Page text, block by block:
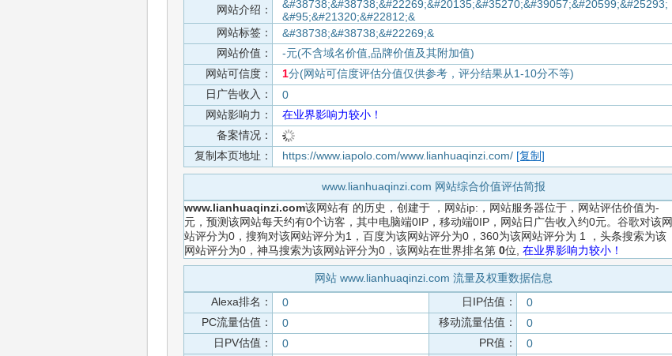
网站介绍：
&#38738;&#38738;&#22269;&#20135;&#35270;&#39057;&#20599;&#25293;
&#95;&#21320;&#22812;&
网站标签：
&#38738;&#38738;&#22269;&
网站价值：
-元(不含域名价值,品牌价值及其附加值)
网站可信度：
1分(网站可信度评估分值仅供参考，评分结果从1-10分不等)
日广告收入：
0
网站影响力：
在业界影响力较小！
备案情况：
复制本页地址：
https://www.iapolo.com/www.lianhuaqinzi.com/ [复制]
www.lianhuaqinzi.com 网站综合价值评估简报
www.lianhuaqinzi.com该网站有 的历史，创建于
，网站ip:，网站服务器位于，网站评估价值为-
元，预测该网站每天约有0个访客，其中电脑端0IP，移动端0IP，网站日广告收入约0元。谷歌对该网
站评分为0，搜狗对该网站评分为1，百度为该网站评分为0，360为该网站评分为 1 ，头条搜索为该
网站评分为0，神马搜索为该网站评分为0，该网站在世界排名第 0位, 在业界影响力较小！
网站 www.lianhuaqinzi.com 流量及权重数据信息
Alexa排名：
0 日IP估值：
0
PC流量估值：
0 移动流量估值：
0
日PV估值：
0 PR值：
0